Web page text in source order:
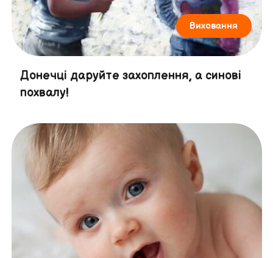
Виховання
Донечці даруйте захоплення, а синові
похвалу!